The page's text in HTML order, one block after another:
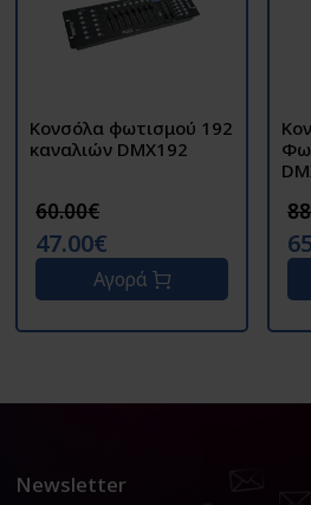
Κονσόλα φωτισμού 192
καναλιών DMX192
60.00€
47.00€
Αγορά
Newsletter